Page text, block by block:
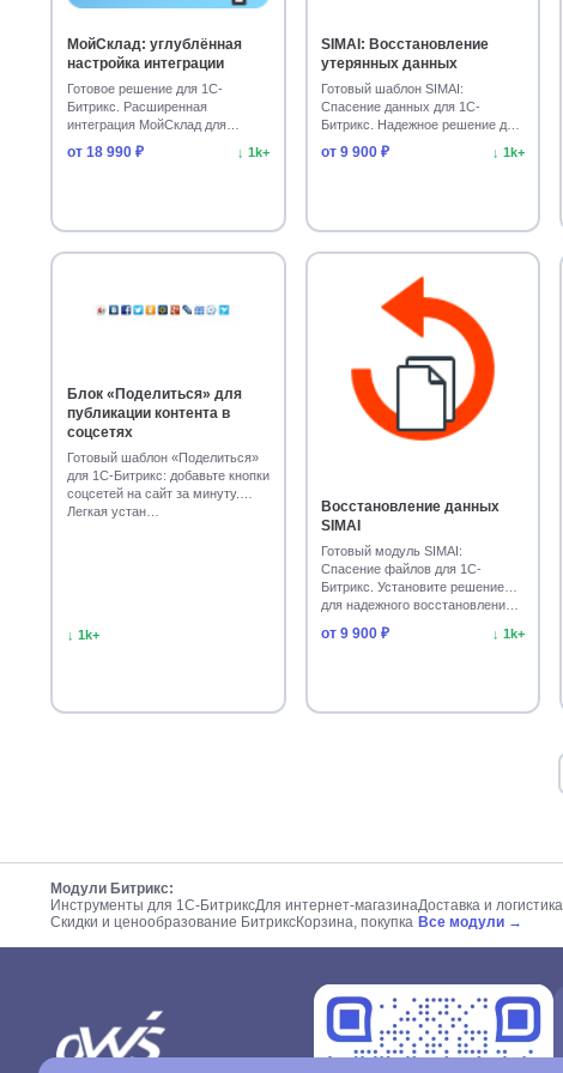
1
МойСклад: углублённая
настройка интеграции
Готовое решение для 1С-
Битрикс. Расширенная
интеграция МойСклад для
интернет-магазинов. Установите
м…
от 18 990 ₽ ↓ 1k+
SIMAI: Восстановление
утерянных данных
Готовый шаблон SIMAI:
Спасение данных для 1С-
Битрикс. Надежное решение для
резервного копирования са…
от 9 900 ₽ ↓ 1k+
Блок «Поделиться» для
публикации контента в
соцсетях
Готовый шаблон «Поделиться»
для 1С-Битрикс: добавьте кнопки
соцсетей на сайт за минуту.
Легкая устан…
↓ 1k+
Восстановление данных
SIMAI
Готовый модуль SIMAI:
Спасение файлов для 1С-
Битрикс. Установите решение
для надежного восстановлени…
от 9 900 ₽ ↓ 1k+
Модули Битрикс:
Инструменты для 1С-БитриксДля интернет-магазинаДоставка и логистика
Скидки и ценообразование БитриксКорзина, покупка Все модули →